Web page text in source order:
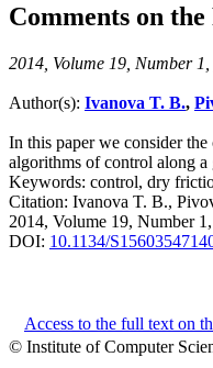
Comments on
2014, Volume 19, Number
Author(s): Ivanova T. B.,
In this paper we consider
algorithms of control along a
Keywords: control, dry
Citation: Ivanova T. B.,
2014, Volume 19, Number
DOI: 10.1134/
Access to the full text on
© Institute of Computer